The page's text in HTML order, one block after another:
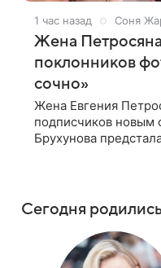
1 час назад Соня
Жена
поклонников
сочно»
Жена Евгения
подписчиков новым
Брухунова
Сегодня